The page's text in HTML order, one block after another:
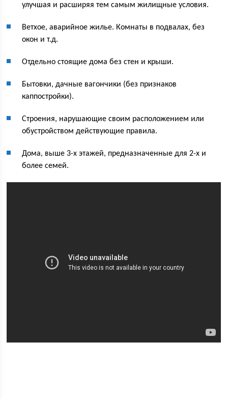
улучшая и расширяя тем самым жилищные условия.
Ветхое, аварийное жилье. Комнаты в подвалах, без
окон и т.д.
Отдельно стоящие дома без стен и крыши.
Бытовки, дачные вагончики (без признаков
каппостройки).
Строения, нарушающие своим расположением или
обустройством действующие правила.
Дома, выше 3-х этажей, предназначенные для 2-х и
более семей.